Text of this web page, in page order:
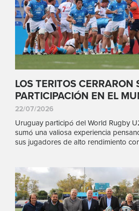
LOS TERITOS CERRARON
PARTICIPACIÓN EN EL
22/07/2026
Uruguay participó del World Rugby
sumó una valiosa experiencia
sus jugadores de alto rendimiento